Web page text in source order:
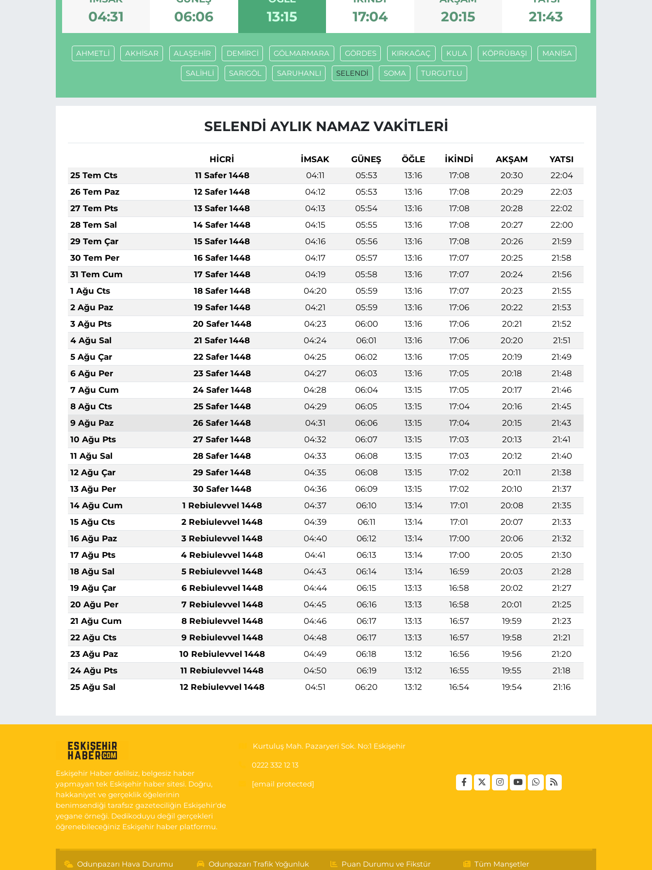
04:31 06:06 13:15 17:04 20:15 21:43
AHMETLİ AKHİSAR ALAŞEHİR DEMİRCİ GÖLMARMARA GÖRDES KIRKAĞAÇ KULA KÖPRÜBAŞI MANİSA
SALİHLİ SARIGÖL SARUHANLI SELENDİ SOMA TURGUTLU
SELENDİ AYLIK NAMAZ VAKITLERI
HİCRİ İMSAK GÜNEŞ ÖĞLE İKINDI AKŞAM
YATSI
25 Tem Cts
11 Safer 1448 04:11 05:53 13:16 17:08 20:30
22:04
26 Tem Paz
12 Safer 1448 04:12 05:53 13:16 17:08 20:29
22:03
27 Tem Pts
13 Safer 1448 04:13 05:54 13:16 17:08 20:28
22:02
28 Tem Sal
14 Safer 1448 04:15 05:55 13:16 17:08 20:27
22:00
29 Tem Çar
15 Safer 1448 04:16 05:56 13:16 17:08 20:26
21:59
30 Tem Per
16 Safer 1448 04:17 05:57 13:16 17:07 20:25
21:58
31 Tem Cum
17 Safer 1448 04:19 05:58 13:16 17:07 20:24
21:56
1 Ağu Cts
18 Safer 1448 04:20 05:59 13:16 17:07 20:23
21:55
2 Ağu Paz
19 Safer 1448 04:21 05:59 13:16 17:06 20:22
21:53
3 Ağu Pts
20 Safer 1448 04:23 06:00 13:16 17:06 20:21
21:52
4 Ağu Sal
21 Safer 1448 04:24 06:01 13:16 17:06 20:20
21:51
5 Ağu Çar
22 Safer 1448 04:25 06:02 13:16 17:05 20:19
21:49
6 Ağu Per
23 Safer 1448 04:27 06:03 13:16 17:05 20:18
21:48
7 Ağu Cum
24 Safer 1448 04:28 06:04 13:15 17:05 20:17
21:46
8 Ağu Cts
25 Safer 1448 04:29 06:05 13:15 17:04 20:16
21:45
9 Ağu Paz
26 Safer 1448 04:31 06:06 13:15 17:04 20:15
21:43
10 Ağu Pts
27 Safer 1448 04:32 06:07 13:15 17:03 20:13
21:41
11 Ağu Sal
28 Safer 1448 04:33 06:08 13:15 17:03 20:12
21:40
12 Ağu Çar
29 Safer 1448 04:35 06:08 13:15 17:02 20:11
21:38
13 Ağu Per
30 Safer 1448 04:36 06:09 13:15 17:02 20:10
21:37
14 Ağu Cum
1 Rebiulevvel 1448 04:37 06:10 13:14 17:01 20:08
21:35
15 Ağu Cts
2 Rebiulevvel 1448 04:39 06:11 13:14 17:01 20:07
21:33
16 Ağu Paz
3 Rebiulevvel 1448 04:40 06:12 13:14 17:00 20:06
21:32
17 Ağu Pts
4 Rebiulevvel 1448 04:41 06:13 13:14 17:00 20:05
21:30
18 Ağu Sal
5 Rebiulevvel 1448 04:43 06:14 13:14 16:59 20:03
21:28
19 Ağu Çar
6 Rebiulevvel 1448 04:44 06:15 13:13 16:58 20:02
21:27
20 Ağu Per
7 Rebiulevvel 1448 04:45 06:16 13:13 16:58 20:01
21:25
21 Ağu Cum
8 Rebiulevvel 1448 04:46 06:17 13:13 16:57 19:59
21:23
22 Ağu Cts
9 Rebiulevvel 1448 04:48 06:17 13:13 16:57 19:58
21:21
23 Ağu Paz
10 Rebiulevvel 1448 04:49 06:18 13:12 16:56 19:56
21:20
24 Ağu Pts
11 Rebiulevvel 1448 04:50 06:19 13:12 16:55 19:55
21:18
25 Ağu Sal
12 Rebiulevvel 1448 04:51 06:20 13:12 16:54 19:54 21:16
Eskişehir Haber delilsiz, belgesiz haber
yapmayan tek Eskişehir haber sitesi. Doğru,
hakkaniyet ve gerçeklik öğelerinin
benimsendiği tarafsız gazeteciliğin Eskişehir'de
yegane örneği. Dedikoduyu değil gerçekleri
öğrenebileceğiniz Eskişehir haber platformu.
Kurtuluş Mah. Pazaryeri Sok. No:1 Eskişehir
0222 332 12 13
[email protected]
Odunpazarı Hava Durumu Odunpazarı Trafik Yoğunluk Puan Durumu ve Fikstür Tüm Manşetler